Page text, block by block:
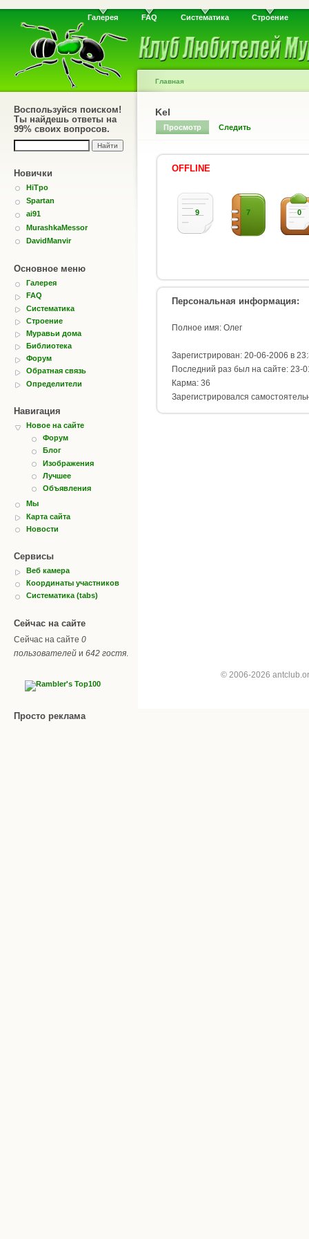
Галерея FAQ Систематика Строение
Воспользуйся поиском!
Ты найдешь ответы на
99% своих вопросов.
Новички
HiTpo
Spartan
ai91
MurashkaMessor
DavidManvir
Основное меню
Галерея
FAQ
Систематика
Строение
Муравьи дома
Библиотека
Форум
Обратная связь
Определители
Навигация
Новое на сайте
Форум
Блог
Изображения
Лучшее
Объявления
Мы
Карта сайта
Новости
Сервисы
Веб камера
Координаты участников
Систематика (tabs)
Сейчас на сайте
Сейчас на сайте 0
пользователей и 642 гостя.
Просто реклама
Главная
Kel
Просмотр Следить
OFFLINE
9 7 0
Персональная информация:
Полное имя: Олег
Зарегистрирован: 20-06-2006 в
Последний раз был на сайте: 23-
Карма: 36
Зарегистрировался
© 2006-2026